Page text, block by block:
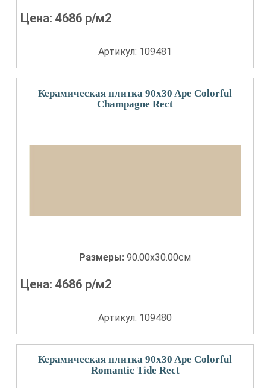
Цена:4686 р/м2
Артикул: 109481
Керамическая плитка 90x30 Ape Colorful
Champagne Rect
Размеры: 90.00x30.00см
Цена:4686 р/м2
Артикул: 109480
Керамическая плитка 90x30 Ape Colorful
Romantic Tide Rect